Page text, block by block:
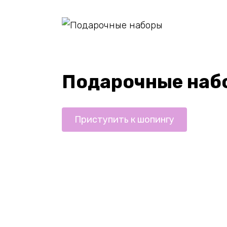
Подарочные
Приступить к шопингу